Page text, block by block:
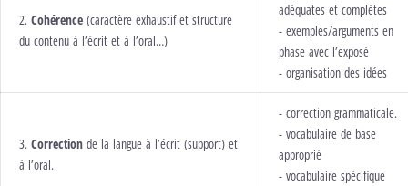
2. Cohérence (caractère exhaustif et structure
du contenu à l’écrit et à l’oral…)
adéquates et complètes
- exemples/arguments en
phase avec l’exposé
- organisation des idées
3. Correction de la langue à l’écrit (support) et
à l’oral.
- correction grammaticale.
- vocabulaire de base
approprié
- vocabulaire spécifique